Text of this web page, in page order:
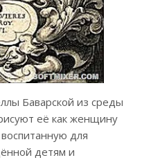
Баварской из среды
её как женщину
для
детям и